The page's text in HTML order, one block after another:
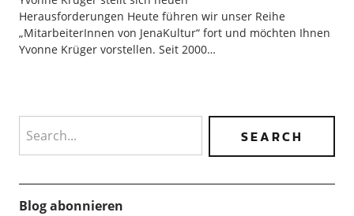
Herausforderungen Heute führen wir unser Reihe
„MitarbeiterInnen von JenaKultur“ fort und möchten Ihnen
Yvonne Krüger vorstellen. Seit 2000…
Blog abonnieren